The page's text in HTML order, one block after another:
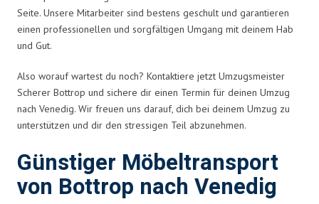
Seite. Unsere Mitarbeiter sind bestens geschult und garantieren
einen professionellen und sorgfältigen Umgang mit deinem Hab
und Gut.
Also worauf wartest du noch? Kontaktiere jetzt Umzugsmeister
Scherer Bottrop und sichere dir einen Termin für deinen Umzug
nach Venedig. Wir freuen uns darauf, dich bei deinem Umzug zu
unterstützen und dir den stressigen Teil abzunehmen.
Günstiger Möbeltransport
von Bottrop nach Venedig